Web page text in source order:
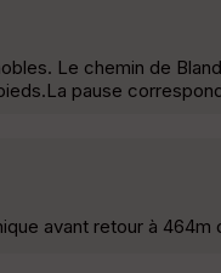
Le chemin de
pause
avant retour à 464m